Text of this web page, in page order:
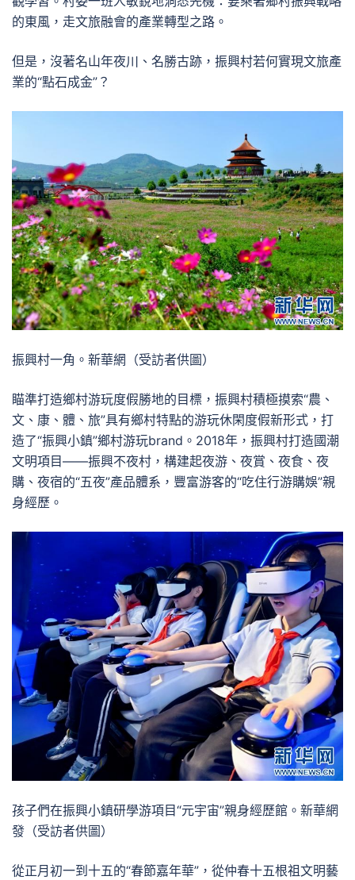
的東風，走文旅融會的產業轉型之路。
但是，沒著名山年夜川、名勝古跡，振興村若何實現文旅產
業的“點石成金”？
振興村一角。新華網（受訪者供圖）
瞄準打造鄉村游玩度假勝地的目標，振興村積極摸索“農、
文、康、體、旅”具有鄉村特點的游玩休閑度假新形式，打
造了“振興小鎮”鄉村游玩brand。2018年，振興村打造國潮
文明項目——振興不夜村，構建起夜游、夜賞、夜食、夜
購、夜宿的“五夜”產品體系，豐富游客的“吃住行游購娛”親
身經歷。
孩子們在振興小鎮研學游項目“元宇宙”親身經歷館。新華網
發（受訪者供圖）
從正月初一到十五的“春節嘉年華”，從仲春十五根祖文明藝